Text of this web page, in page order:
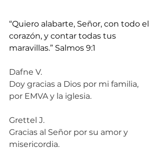
“Quiero alabarte, Señor, con todo el
corazón, y contar todas tus
maravillas.” Salmos 9:1
Dafne V.
Doy gracias a Dios por mi familia,
por EMVA y la iglesia.
Grettel J.
Gracias al Señor por su amor y
misericordia.